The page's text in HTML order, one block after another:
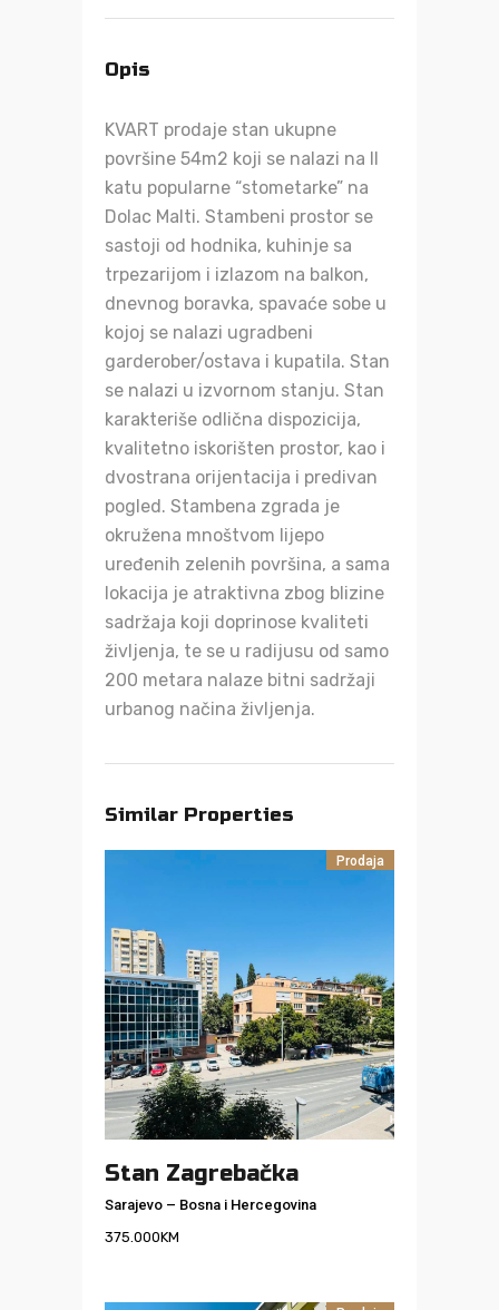
Opis
KVART prodaje stan ukupne
površine 54m2 koji se nalazi na II
katu popularne “stometarke” na
Dolac Malti. Stambeni prostor se
sastoji od hodnika, kuhinje sa
trpezarijom i izlazom na balkon,
dnevnog boravka, spavaće sobe u
kojoj se nalazi ugradbeni
garderober/ostava i kupatila. Stan
se nalazi u izvornom stanju. Stan
karakteriše odlična dispozicija,
kvalitetno iskorišten prostor, kao i
dvostrana orijentacija i predivan
pogled. Stambena zgrada je
okružena mnoštvom lijepo
uređenih zelenih površina, a sama
lokacija je atraktivna zbog blizine
sadržaja koji doprinose kvaliteti
življenja, te se u radijusu od samo
200 metara nalaze bitni sadržaji
urbanog načina življenja.
Similar Properties
Prodaja
Stan Zagrebačka
Sarajevo – Bosna i Hercegovina
375.000KM